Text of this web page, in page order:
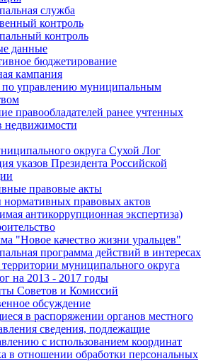
служба
контроль
контроль
данные
бюджетирование
кампания
по управлению муниципальным
правообладателей ранее учтенных
недвижимости
округа Сухой Лог
указов Президента Российской
правовые акты
правовых актов
антикоррупционная экспертиза)
"Новое качество жизни уральцев"
программа действий в интересах
территории муниципального округа
на 2013 - 2017 годы
Советов и Комиссий
обсуждение
в распоряжении органов местного
сведения, подлежащие
с использованием координат
в отношении обработки персональных